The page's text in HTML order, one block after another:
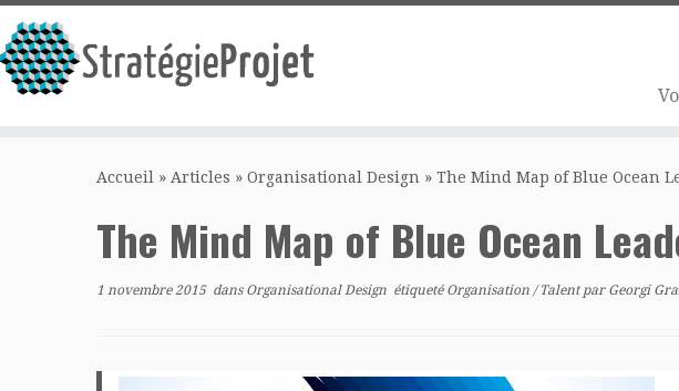
Accueil » Articles » Organisational Design » The Mind Map of Blue Ocean
The Mind Map of Blue Ocean
1 novembre 2015dans Organisational Design étiqueté Organisation /Talentpar Georgi